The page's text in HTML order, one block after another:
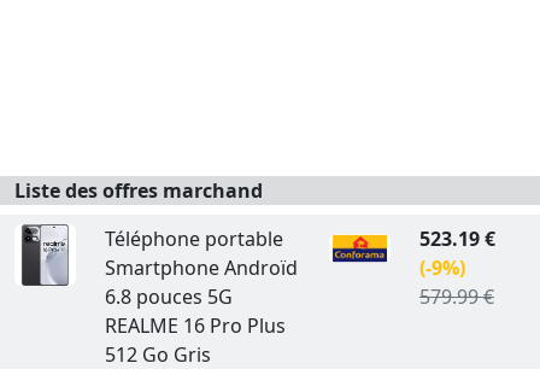
Liste des offres marchand
Téléphone portable
Smartphone Androïd
6.8 pouces 5G
REALME 16 Pro Plus
512 Go Gris
523.19 €
(-9%)
579.99 €